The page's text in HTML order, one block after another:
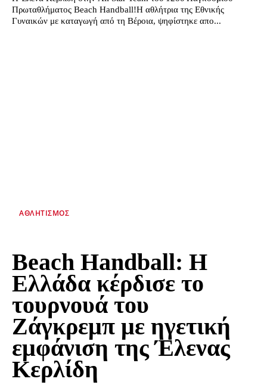
Πρωταθλήματος Beach Handball!Η αθλήτρια της Εθνικής
Γυναικών με καταγωγή από τη Βέροια, ψηφίστηκε απο...
ΑΘΛΗΤΙΣΜΌΣ
Beach Handball: Η
Ελλάδα κέρδισε το
τουρνουά του
Ζάγκρεμπ με ηγετική
εμφάνιση της Έλενας
Κερλίδη